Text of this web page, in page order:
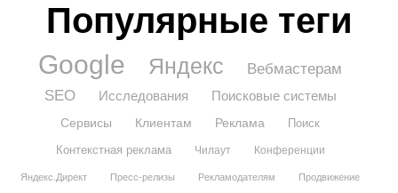
Популярные теги
Google Яндекс
Вебмастерам
SEO
Исследования Поисковые системы
Сервисы Клиентам Реклама
Поиск
Контекстная реклама
Чилаут Конференции
Яндекс.Директ Пресс-релизы Рекламодателям Продвижение